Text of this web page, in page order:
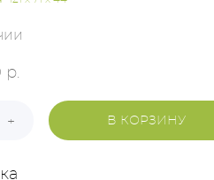
р.
В КОРЗИНУ